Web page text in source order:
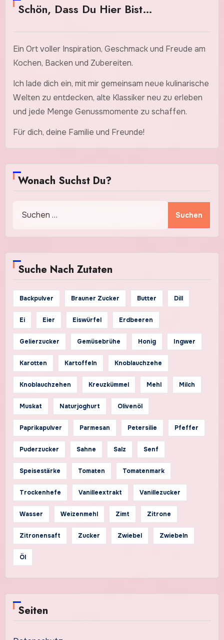
Schön, Dass Du Hier Bist…
Ein Ort voller Inspiration, Geschmack und Freude am
Kochen, Backen und Zubereiten.
Ich lade dich ein, mit mir gemeinsam neue kulinarische
Welten zu entdecken, alte Klassiker neu zu erleben
und jede Menge Genussmomente zu schaffen.
Für dich, deine Familie und Freunde!
Wonach Suchst Du?
Suche Nach Zutaten
Backpulver Brauner Zucker Butter Dill
Ei Eier Eiswürfel Erdbeeren
Gelierzucker Gemüsebrühe Honig Ingwer
Karotten Kartoffeln Knoblauchzehe
Knoblauchzehen Kreuzkümmel Mehl Milch
Muskat Naturjoghurt Olivenöl
Paprikapulver Parmesan Petersilie Pfeffer
Puderzucker Sahne Salz Senf
Speisestärke Tomaten Tomatenmark
Trockenhefe Vanilleextrakt Vanillezucker
Wasser Weizenmehl Zimt Zitrone
Zitronensaft Zucker Zwiebel Zwiebeln
Öl
Seiten